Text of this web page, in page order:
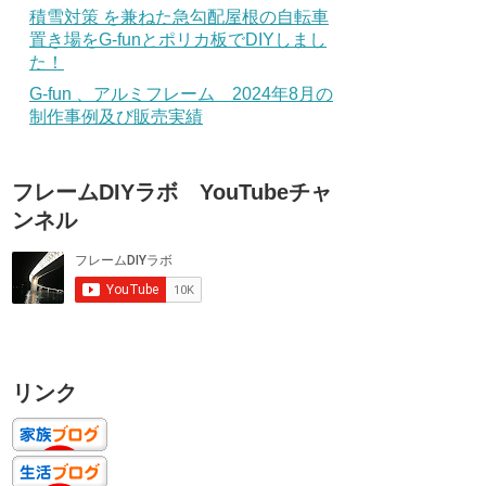
積雪対策 を兼ねた急勾配屋根の自転車
置き場をG-funとポリカ板でDIYしまし
た！
G-fun 、アルミフレーム 2024年8月の
制作事例及び販売実績
フレームDIYラボ YouTubeチャ
ンネル
リンク